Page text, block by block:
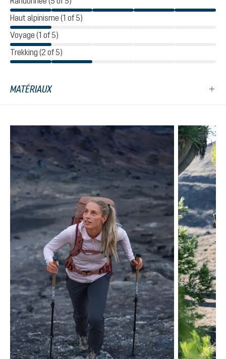
Haut alpinisme (1 of 5)
Voyage (1 of 5)
Trekking (2 of 5)
MATÉRIAUX
Ignorer la galerie de produits